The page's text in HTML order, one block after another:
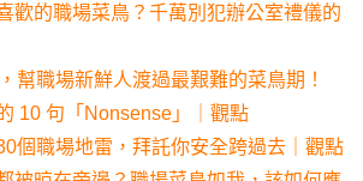
歡的職場菜鳥？千萬別犯辦公室禮儀的
幫職場新鮮人渡過最艱難的菜鳥期！
10 句「Nonsense」｜觀點
個職場地雷，拜託你安全跨過去｜觀點